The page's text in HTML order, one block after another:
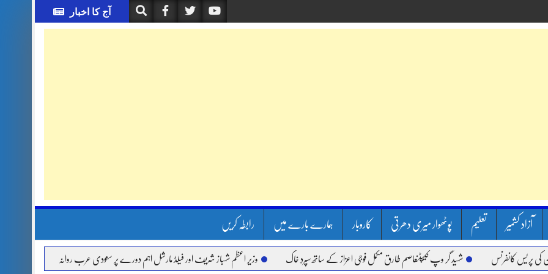
آج کا اخبار
آزاد کشمیر تعلیم پوٹھوار میری دھرتی کاروبار ہمارے بارے میں رابطہ کریں
شہید گر وپ کیپٹنعاصم طارق مکمل فوجی اعزاز کے ساتھ سپردِ خاک وزیر اعظم شہباز شریف اور فیلڈ مارشل اہم دورے پر سعودی عرب روانہ آئی ایم ایف مخصوص